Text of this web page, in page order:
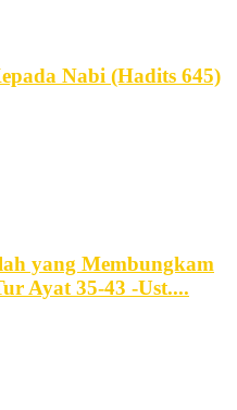
Nabi (Hadits 645)
yang Membungkam
Ayat 35-43 -Ust....